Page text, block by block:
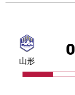
0
山形